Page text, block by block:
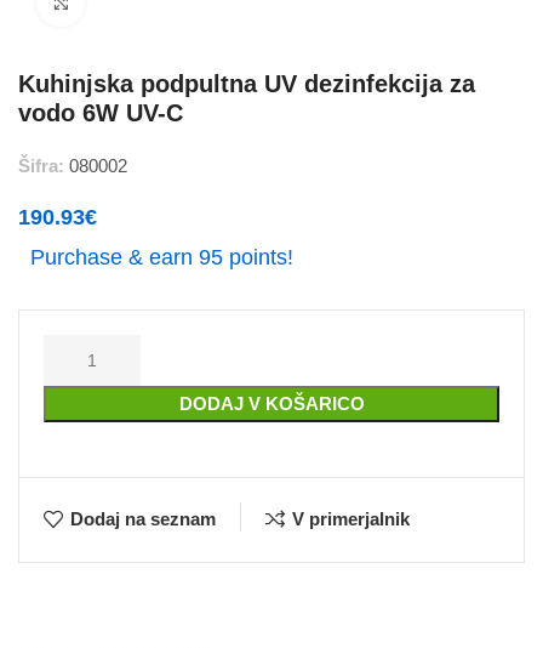
Kuhinjska podpultna UV dezinfekcija za
vodo 6W UV-C
Šifra: 080002
190.93€
Purchase & earn 95 points!
DODAJ V KOŠARICO
Dodaj na seznam V primerjalnik